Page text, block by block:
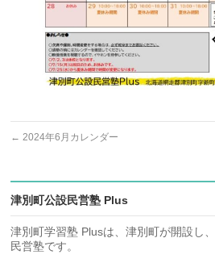
← 2024年6月カレンダー
津別町公設民営塾 Plus
津別町学習塾 Plusは、津別町が開設し
民営塾です。